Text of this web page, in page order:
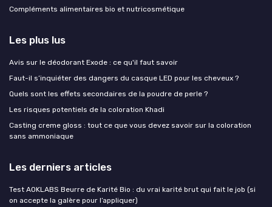
Compléments alimentaires bio et nutricosmétique
Les plus lus
Avis sur le déodorant Exode : ce qu'il faut savoir
Faut-il s’inquiéter des dangers du casque LED pour les cheveux ?
Quels sont les effets secondaires de la poudre de perle ?
Les risques potentiels de la coloration Khadi
Casting creme gloss : tout ce que vous devez savoir sur la coloration
sans ammoniaque
Les derniers articles
Test AOKLABS Beurre de Karité Bio : du vrai karité brut qui fait le job (si
on accepte la galère pour l’appliquer)